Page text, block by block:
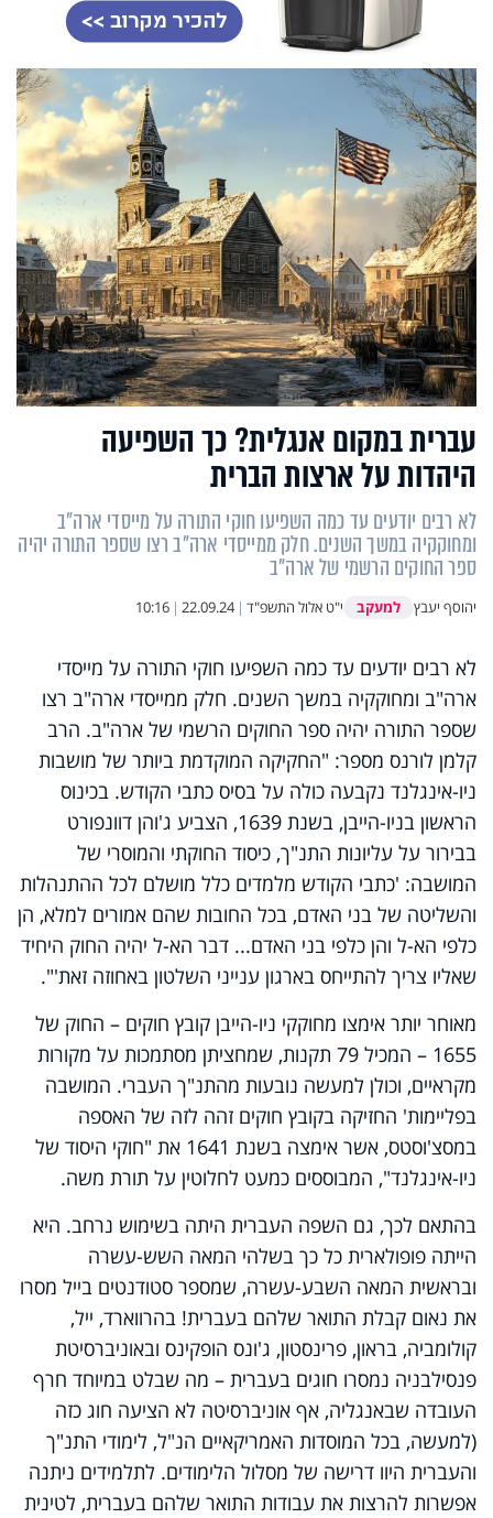
עברית במקום אנגלית? כך השפיעה
היהדות על ארצות הברית
לא רבים יודעים עד כמה השפיעו חוקי התורה על מייסדי ארה"ב
ומחוקקיה במשך השנים. חלק ממייסדי ארה"ב רצו שספר התורה יהיה
ספר החוקים הרשמי של ארה"ב
יהוסף יעבץ למעקב י"ט אלול התשפ"ד |
22.09.24
|
10:16
לא רבים יודעים עד כמה השפיעו חוקי התורה על מייסדי
ארה"ב ומחוקקיה במשך השנים. חלק ממייסדי ארה"ב רצו
שספר התורה יהיה ספר החוקים הרשמי של ארה"ב. הרב
קלמן לורנס מספר: "החקיקה המוקדמת ביותר של מושבות
ניו-אינגלנד נקבעה כולה על בסיס כתבי הקודש. בכינוס
הראשון בניו-הייבן, בשנת 1639, הצביע ג'והן דוונפורט
בבירור על עליונות התנ"ך, כיסוד החוקתי והמוסרי של
המושבה: 'כתבי הקודש מלמדים כלל מושלם לכל ההתנהלות
והשליטה של בני האדם, בכל החובות שהם אמורים למלא, הן
כלפי הא-ל והן כלפי בני האדם... דבר הא-ל יהיה החוק היחיד
שאליו צריך להתייחס בארגון ענייני השלטון באחוזה זאת'".
מאוחר יותר אימצו מחוקקי ניו-הייבן קובץ חוקים – החוק של
1655 – המכיל 79 תקנות, שמחציתן מסתמכות על מקורות
מקראיים, וכולן למעשה נובעות מהתנ"ך העברי. המושבה
בפליימות' החזיקה בקובץ חוקים זהה לזה של האספה
במסצ'וסטס, אשר אימצה בשנת 1641 את "חוקי היסוד של
ניו-אינגלנד", המבוססים כמעט לחלוטין על תורת משה.
בהתאם לכך, גם השפה העברית היתה בשימוש נרחב. היא
הייתה פופולארית כל כך בשלהי המאה השש-עשרה
ובראשית המאה השבע-עשרה, שמספר סטודנטים בייל מסרו
את נאום קבלת התואר שלהם בעברית! בהרווארד, ייל,
קולומביה, בראון, פרינסטון, ג'ונס הופקינס ובאוניברסיטת
פנסילבניה נמסרו חוגים בעברית – מה שבלט במיוחד חרף
העובדה שבאנגליה, אף אוניברסיטה לא הציעה חוג כזה
(למעשה, בכל המוסדות האמריקאיים הנ"ל, לימודי התנ"ך
והעברית היוו דרישה של מסלול הלימודים. לתלמידים ניתנה
אפשרות להרצות את עבודות התואר שלהם בעברית, לטינית